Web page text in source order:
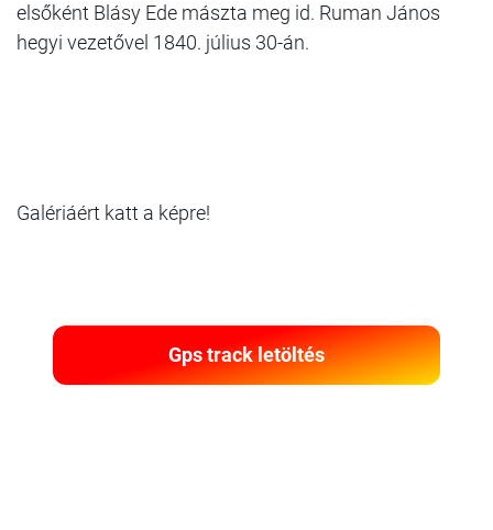
elsőként Blásy Ede mászta meg id. Ruman János
hegyi vezetővel 1840. július 30-án.
Galériáért katt a képre!
Gps track letöltés